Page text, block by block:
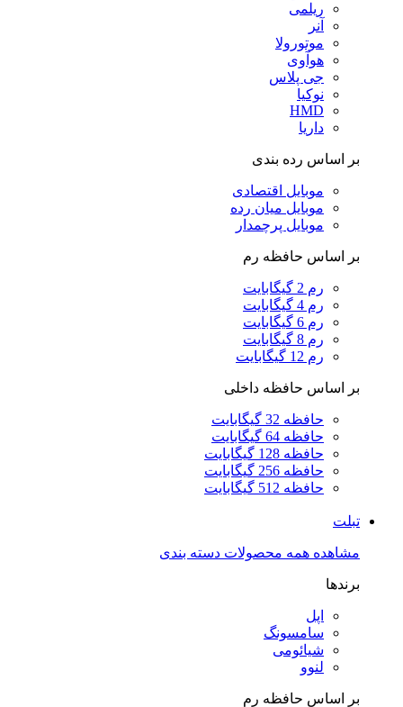
ریلمی
آنر
موتورولا
هوآوی
جی پلاس
نوکیا
HMD
داریا
بر اساس رده بندی
موبایل اقتصادی
موبایل میان رده
موبایل پرچمدار
بر اساس حافظه رم
رم 2 گیگابایت
رم 4 گیگابایت
رم 6 گیگابایت
رم 8 گیگابایت
رم 12 گیگابایت
بر اساس حافظه داخلی
حافظه 32 گیگابایت
حافظه 64 گیگابایت
حافظه 128 گیگابایت
حافظه 256 گیگابایت
حافظه 512 گیگابایت
تبلت
مشاهده همه محصولات دسته بندی
برندها
اپل
سامسونگ
شیائومی
لنوو
بر اساس حافظه رم